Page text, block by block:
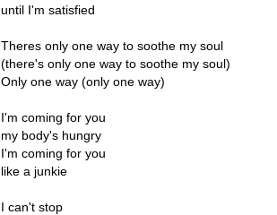
until I'm satisfied
Theres only one way to soothe my soul
(there's only one way to soothe my soul)
Only one way (only one way)
I'm coming for you
my body's hungry
I'm coming for you
like a junkie
I can't stop